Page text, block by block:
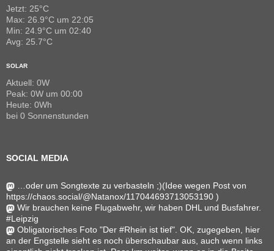
Jetzt: 25°C
Max: 26.9°C um 22:05
Min: 24.9°C um 02:40
Avg: 25.7°C
SOLAR
Aktuell: 0W
Peak: 0W um 00:00
Heute: 0Wh
bei 0 Sonnenstunden
SOCIAL MEDIA
…oder um Songtexte zu verbasteln ;)(Idee wegen Post von
https://chaos.social/@Natanox/117044693713053190 )
Wir brauchen keine Flugabwehr, wir haben DHL und Busfahrer.
#Leipzig
Obligatorisches Foto "Der #Rhein ist tief". OK, zugegeben, hier
an der Engstelle sieht es noch überschaubar aus, auch wenn links